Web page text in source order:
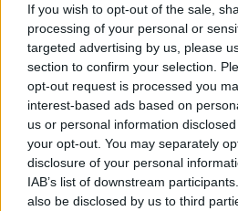
If you wish to opt-out of the sale,
processing of your personal or
targeted advertising by us, please
section to confirm your selection.
opt-out request is processed you
interest-based ads based on
us or personal information
your opt-out. You may separately
disclosure of your personal
IAB’s list of downstream
also be disclosed by us to third